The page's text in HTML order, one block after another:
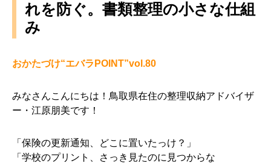
れを防ぐ。書類整理の小さな仕組
み
おかたづけ“エバラPOINT”vol.80
みなさんこんにちは！鳥取県在住の整理収納アドバイザ
ー・江原朋美です！
「保険の更新通知、どこに置いたっけ？」
「学校のプリント、さっき見たのに見つからな